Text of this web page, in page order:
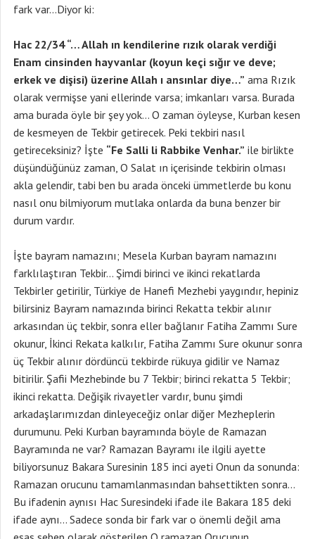
fark var…Diyor ki:
Hac 22/34 “… Allah ın kendilerine rızık olarak verdiği
Enam cinsinden hayvanlar (koyun keçi sığır ve deve;
erkek ve dişisi) üzerine Allah ı ansınlar diye…” ama Rızık
olarak vermişse yani ellerinde varsa; imkanları varsa. Burada
ama burada öyle bir şey yok… O zaman öyleyse, Kurban kesen
de kesmeyen de Tekbir getirecek. Peki tekbiri nasıl
getireceksiniz? İşte “Fe Salli li Rabbike Venhar.” ile birlikte
düşündüğünüz zaman, O Salat ın içerisinde tekbirin olması
akla gelendir, tabi ben bu arada önceki ümmetlerde bu konu
nasıl onu bilmiyorum mutlaka onlarda da buna benzer bir
durum vardır.
İşte bayram namazını; Mesela Kurban bayram namazını
farklılaştıran Tekbir… Şimdi birinci ve ikinci rekatlarda
Tekbirler getirilir, Türkiye de Hanefi Mezhebi yaygındır, hepiniz
bilirsiniz Bayram namazında birinci Rekatta tekbir alınır
arkasından üç tekbir, sonra eller bağlanır Fatiha Zammı Sure
okunur, İkinci Rekata kalkılır, Fatiha Zammı Sure okunur sonra
üç Tekbir alınır dördüncü tekbirde rükuya gidilir ve Namaz
bitirilir. Şafii Mezhebinde bu 7 Tekbir; birinci rekatta 5 Tekbir;
ikinci rekatta. Değişik rivayetler vardır, bunu şimdi
arkadaşlarımızdan dinleyeceğiz onlar diğer Mezheplerin
durumunu. Peki Kurban bayramında böyle de Ramazan
Bayramında ne var? Ramazan Bayramı ile ilgili ayette
biliyorsunuz Bakara Suresinin 185 inci ayeti Onun da sonunda:
Ramazan orucunu tamamlanmasından bahsettikten sonra…
Bu ifadenin aynısı Hac Suresindeki ifade ile Bakara 185 deki
ifade aynı… Sadece sonda bir fark var o önemli değil ama